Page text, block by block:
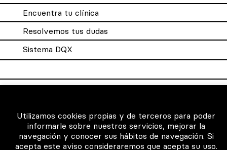
Encuentra tu clínica
Resolvemos tus dudas
Sistema DQX
Consigue tu certificado
Intranet clínicas certificadas
Música para los pacientes
Utilizamos cookies propias y de terceros para poder
informarle sobre nuestros servicios, mejorar la
navegación y conocer sus hábitos de navegación. Si
acepta este aviso consideraremos que acepta su uso.